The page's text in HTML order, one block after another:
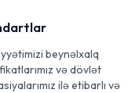
beynəlxalq
və dövlət
ilə etibarlı və